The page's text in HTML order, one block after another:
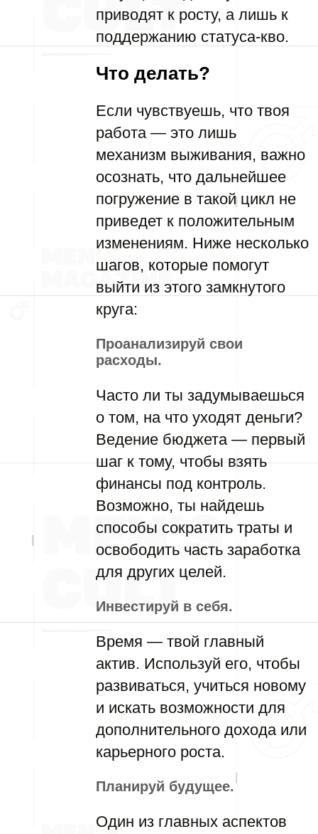
приводят к росту, а лишь к
поддержанию статуса-кво.
Что делать?
Если чувствуешь, что твоя
работа — это лишь
механизм выживания, важно
осознать, что дальнейшее
погружение в такой цикл не
приведет к положительным
изменениям. Ниже несколько
шагов, которые помогут
выйти из этого замкнутого
круга:
Проанализируй свои
расходы.
Часто ли ты задумываешься
о том, на что уходят деньги?
Ведение бюджета — первый
шаг к тому, чтобы взять
финансы под контроль.
Возможно, ты найдешь
способы сократить траты и
освободить часть заработка
для других целей.
Инвестируй в себя.
Время — твой главный
актив. Используй его, чтобы
развиваться, учиться новому
и искать возможности для
дополнительного дохода или
карьерного роста.
Планируй будущее.
Один из главных аспектов